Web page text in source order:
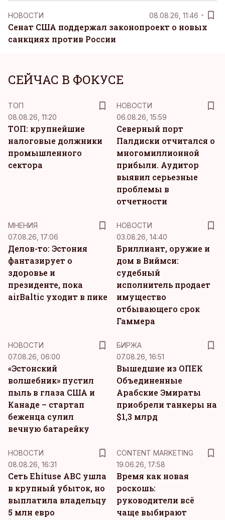
НОВОСТИ 08.08.26, 11:46
Сенат США поддержал законопроект о новых
санкциях против России
СЕЙЧАС В ФОКУСЕ
ТОП
08.08.26, 11:20
ТОП: крупнейшие
налоговые должники
промышленного
сектора
НОВОСТИ
06.08.26, 15:59
Северный порт
Палдиски отчитался о
многомиллионной
прибыли. Аудитор
выявил серьезные
проблемы в
отчетности
MНЕНИЯ
07.08.26, 17:06
Делов-то: Эстония
фантазирует о
здоровье и
президенте, пока
airBaltic уходит в пике
НОВОСТИ
03.08.26, 14:40
Бриллиант, оружие и
дом в Виймси:
судебный
исполнитель продает
имущество
отбывающего срок
Гаммера
НОВОСТИ
07.08.26, 06:00
«Эстонский
волшебник» пустил
пыль в глаза США и
Канаде – стартап
беженца сулил
вечную батарейку
БИРЖА
07.08.26, 16:51
Вышедшие из ОПЕК
Объединенные
Арабские Эмираты
приобрели танкеры на
$1,3 млрд
НОВОСТИ
08.08.26, 16:31
Сеть Ehituse ABC ушла
в крупный убыток, но
выплатила владельцу
5 млн евро
CONTENT MARKETING
19.06.26, 17:58
Время как новая
роскошь:
руководители всё
чаще выбирают